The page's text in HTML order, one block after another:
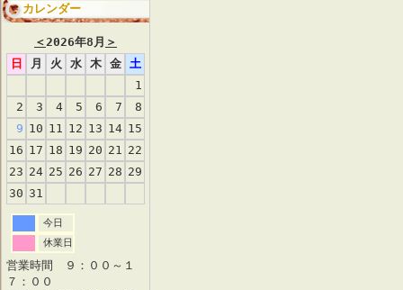
カレンダー
＜2026年8月 ＞
日
月 火 水 木 金
土
1
2
3 4 5 6 7
8
9 10 11 12 13 14 15
16 17 18 19 20 21 22
23 24 25 26 27 28 29
30 31
今日
休業日
営業時間 ９：００～１
７：００